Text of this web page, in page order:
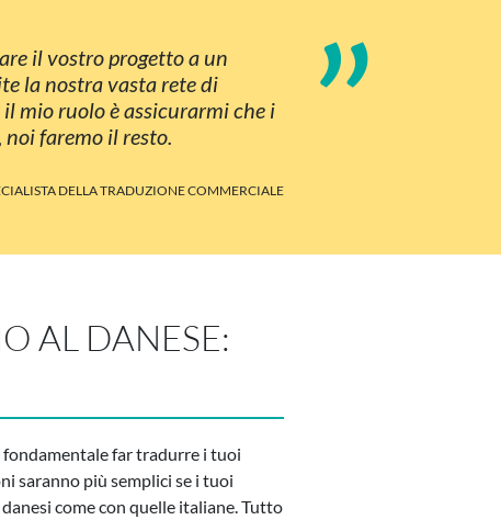
il vostro progetto a un
la nostra vasta rete di
mio ruolo è assicurarmi che i
faremo il resto.
”
DELLA TRADUZIONE COMMERCIALE
AL DANESE:
fondamentale far tradurre i tuoi
saranno più semplici se i tuoi
come con quelle italiane. Tutto